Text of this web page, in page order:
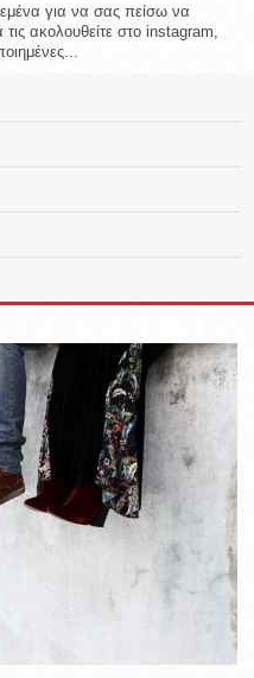
εμένα για να σας πείσω να
ακολουθείτε στο instagram,